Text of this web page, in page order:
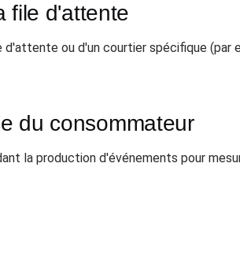
file d'attente
ou d'un courtier spécifique (par
du consommateur
la production d'événements pour